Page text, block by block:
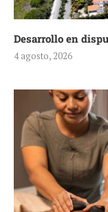
Desarrollo en
4 agosto, 2026